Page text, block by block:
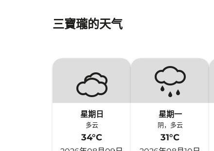
三寶瓏的天气
星期日
多云
34°C
星期一
阴，多云
31°C